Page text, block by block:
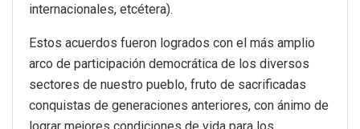
internacionales, etcétera).
Estos acuerdos fueron logrados con el más amplio
arco de participación democrática de los diversos
sectores de nuestro pueblo, fruto de sacrificadas
conquistas de generaciones anteriores, con ánimo de